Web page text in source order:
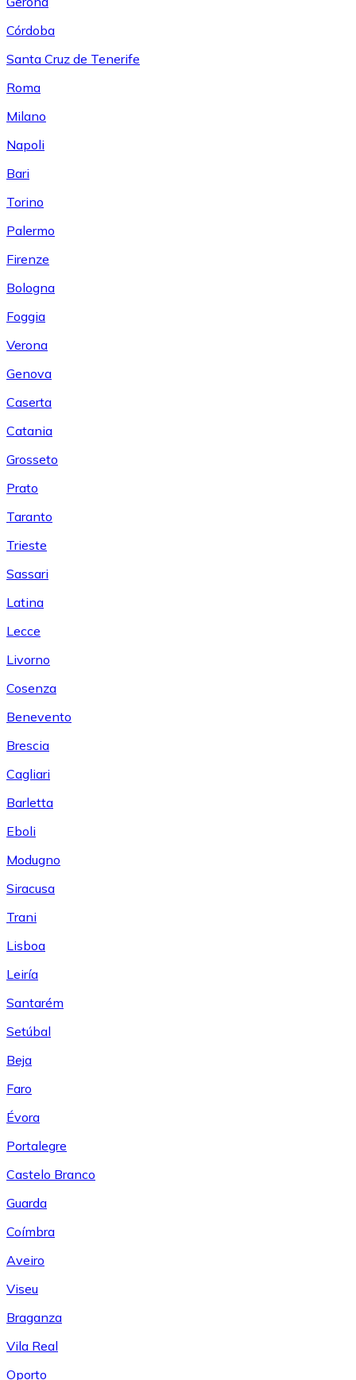
Córdoba
Santa Cruz de Tenerife
Roma
Milano
Napoli
Bari
Torino
Palermo
Firenze
Bologna
Foggia
Verona
Genova
Caserta
Catania
Grosseto
Prato
Taranto
Trieste
Sassari
Latina
Lecce
Livorno
Cosenza
Benevento
Brescia
Cagliari
Barletta
Eboli
Modugno
Siracusa
Trani
Lisboa
Leiría
Santarém
Setúbal
Beja
Faro
Évora
Portalegre
Castelo Branco
Guarda
Coímbra
Aveiro
Viseu
Braganza
Vila Real
Oporto